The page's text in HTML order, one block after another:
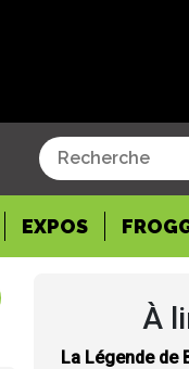
EXPOS
À
La Légende de